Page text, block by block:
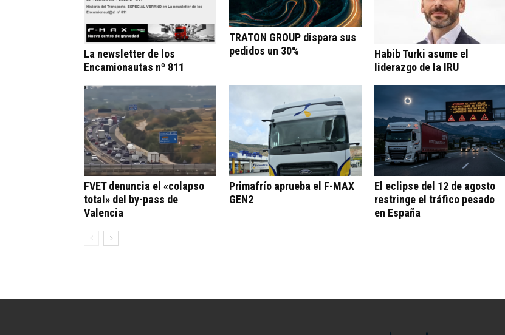
La newsletter de los
Encamionautas nº 811
TRATON GROUP dispara sus
pedidos un 30%
Habib Turki asume el
liderazgo de la IRU
FVET denuncia el «colapso
total» del by-pass de
Valencia
Primafrío aprueba el F-MAX
GEN2
El eclipse del 12 de agosto
restringe el tráfico pesado
en España